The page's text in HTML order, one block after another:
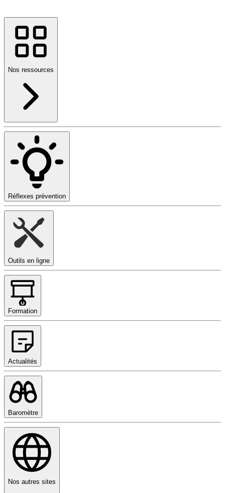
Nos ressources
Réflexes prévention
Outils en ligne
Formation
Actualités
Baromètre
Nos autres sites